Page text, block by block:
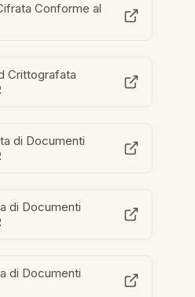
Conforme al
Crittografata
di Documenti
di Documenti
di Documenti